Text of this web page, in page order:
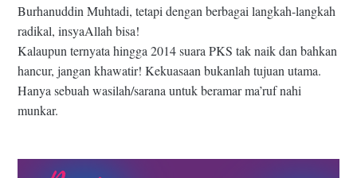
Burhanuddin Muhtadi, tetapi dengan berbagai langkah-langkah
radikal, insyaAllah bisa!
Kalaupun ternyata hingga 2014 suara PKS tak naik dan bahkan
hancur, jangan khawatir! Kekuasaan bukanlah tujuan utama.
Hanya sebuah wasilah/sarana untuk beramar ma’ruf nahi
munkar.